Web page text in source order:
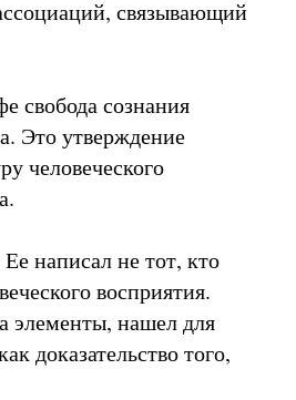
связывающий
свобода сознания
Это утверждение
человеческого
написал не тот, кто
восприятия.
элементы, нашел для
доказательство того,